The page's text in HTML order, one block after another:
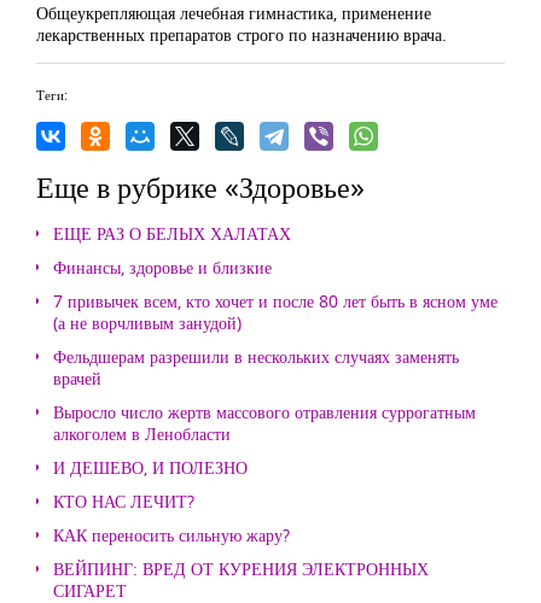
Общеукрепляющая лечебная гимнастика, применение
лекарственных препаратов строго по назначению врача.
Теги:
Еще в рубрике «Здоровье»
ЕЩЕ РАЗ О БЕЛЫХ ХАЛАТАХ
Финансы, здоровье и близкие
7 привычек всем, кто хочет и после 80 лет быть в ясном уме
(а не ворчливым занудой)
Фельдшерам разрешили в нескольких случаях заменять
врачей
Выросло число жертв массового отравления суррогатным
алкоголем в Ленобласти
И ДЕШЕВО, И ПОЛЕЗНО
КТО НАС ЛЕЧИТ?
КАК переносить сильную жару?
ВЕЙПИНГ: ВРЕД ОТ КУРЕНИЯ ЭЛЕКТРОННЫХ
СИГАРЕТ